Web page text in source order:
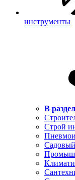
инструменты
В раздел
Строй